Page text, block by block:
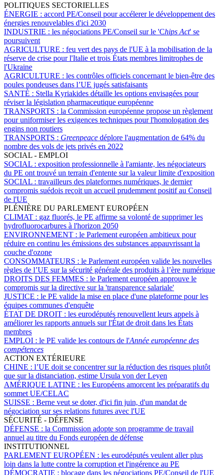
POLITIQUES SECTORIELLES
ÉNERGIE : accord PE/Conseil pour accélerer le développement des
énergies renouvelables d'ici 2030
INDUSTRIE : les négociations PE/Conseil sur le 'Chips Act' se
poursuivent
AGRICULTURE : feu vert des pays de l'UE à la mobilisation de la
réserve de crise pour l'Italie et trois États membres limitrophes de
l'Ukraine
AGRICULTURE : les contrôles officiels concernant le bien-être des
poules pondeuses dans l’UE jugés satisfaisants
SANTÉ : Stella Kyriakides détaille les options envisagées pour
réviser la législation pharmaceutique européenne
TRANSPORTS : la Commission européenne propose un règlement
pour uniformiser les exigences techniques pour l'homologation des
engins non routiers
TRANSPORTS : Greenpeace déplore l'augmentation de 64% du
nombre des vols de jets privés en 2022
SOCIAL - EMPLOI
SOCIAL : exposition professionnelle à l'amiante, les négociateurs
du PE ont trouvé un terrain d'entente sur la valeur limite d'exposition
SOCIAL : travailleurs des plateformes numériques, le dernier
compromis suédois reçoit un accueil prudemment positif au Conseil
de l'UE
PLÉNIÈRE DU PARLEMENT EUROPÉEN
CLIMAT : gaz fluorés, le PE affirme sa volonté de supprimer les
hydrofluorocarbures à l'horizon 2050
ENVIRONNEMENT : le Parlement européen ambitieux pour
réduire en continu les émissions des substances appauvrissant la
couche d'ozone
CONSOMMATEURS : le Parlement européen valide les nouvelles
règles de l’UE sur la sécurité générale des produits à l’ère numérique
DROITS DES FEMMES : le Parlement européen approuve le
compromis sur la directive sur la 'transparence salariale'
JUSTICE : le PE valide la mise en place d'une plateforme pour les
équipes communes d'enquête
ÉTAT DE DROIT : les eurodéputés renouvellent leurs appels à
améliorer les rapports annuels sur l'État de droit dans les États
membres
EMPLOI : le PE valide les contours de l'Année européenne des
compétences
ACTION EXTÉRIEURE
CHINE : l’UE doit se concentrer sur la réduction des risques plutôt
que sur la distanciation, estime Ursula von der Leyen
AMÉRIQUE LATINE : les Européens amorcent les préparatifs du
sommet UE/CELAC
SUISSE : Berne veut se doter, d'ici fin juin, d'un mandat de
négociation sur ses relations futures avec l'UE
SÉCURITÉ - DÉFENSE
DÉFENSE : la Commission adopte son programme de travail
annuel au titre du Fonds européen de défense
INSTITUTIONNEL
PARLEMENT EUROPÉEN : les eurodéputés veulent aller plus
loin dans la lutte contre la corruption et l'ingérence au PE
DÉMOCRATIE : blocage dans les négociations PE/Conseil de l'UE